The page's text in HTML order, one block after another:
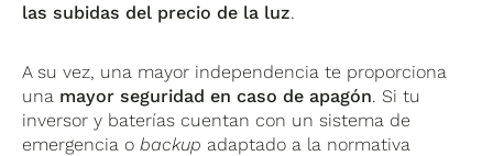
las subidas del precio de la luz.
A su vez, una mayor independencia te proporciona
una mayor seguridad en caso de apagón. Si tu
inversor y baterías cuentan con un sistema de
emergencia obackup adaptado a la normativa